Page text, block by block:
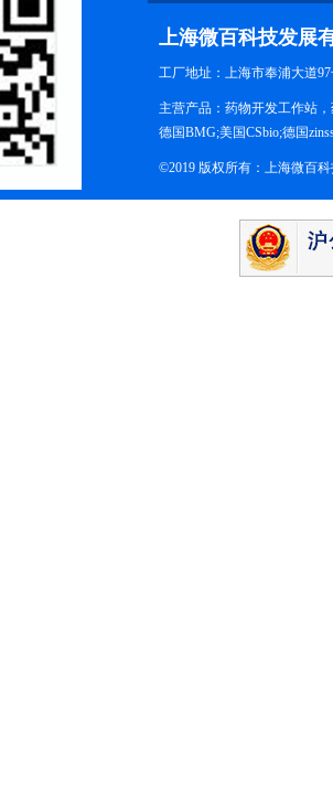
上海微百科技发展
工厂地址：上海市奉浦大道
主营产品：药物开发工作站
德国BMG;美国CSbio;德国
©2019 版权所有：上海微百